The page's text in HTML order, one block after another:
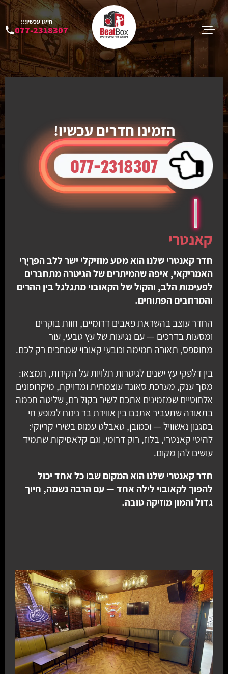
חייגו עכשיו!!!
077-2318307
הזמינו חדרים עכשיו!
077-2318307
קאנטרי
חדר קאנטרי שלנו הוא מסע מוזיקלי ישר ללב הפרֵיָרִי
האמריקאי, איפה שהמיתרים של הגיטרה מתחברים
לפעימות הלב, והקול של הקאובוי מתגלגל בין ההרים
והמרחבים הפתוחים.
החדר עוצב בהשראת פאבים דרומיים, חוות בוקרים
ומסעות בדרכים — עם נגיעות של עץ טבעי, עור
מחוספס, תאורה חמימה וכובעי קאובוי שמחכים רק לכם.
בין דלפקי עץ ישנים לגיטרות תלויות על הקירות, תמצאו:
מסך ענק, מערכת סאונד עוצמתית ומדויקת, מיקרופונים
אלחוטיים שמזמינים אתכם לשיר בקול רם, שליטה חכמה
בתאורה שתעביר אתכם בין אווירת בר נינוח למופע חי
בסגנון נאשוויל — וכמובן, טאבלט עמוס בשירי קריוקי:
להיטי קאנטרי, בלוז, רוק דרומי, וגם קלאסיקות שתמיד
עושים להן מקום.
חדר קאנטרי שלנו הוא המקום שבו כל אחד יכול
להפוך לקאובוי לילה אחד — עם הרבה נשמה, חיוך
גדול והמון מוזיקה טובה.